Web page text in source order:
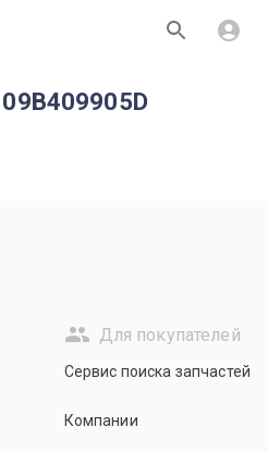
Для покупателей
Сервис поиска запчастей
Компании